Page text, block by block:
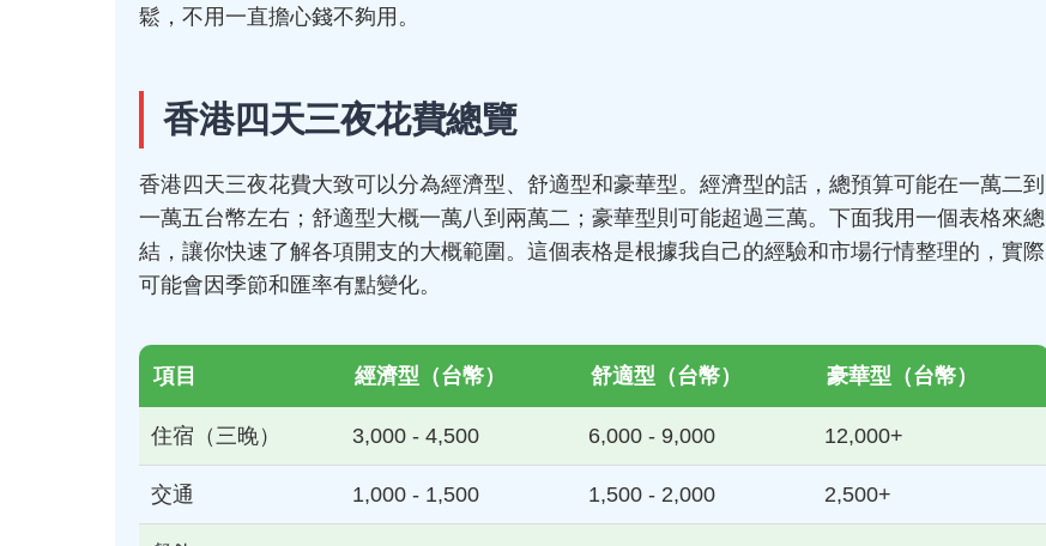
鬆，不用一直擔心錢不夠用。
香港四天三夜花費總覽
香港四天三夜花費大致可以分為經濟型、舒適型和豪華型。經濟型的話，總預算可能在一萬二到
一萬五台幣左右；舒適型大概一萬八到兩萬二；豪華型則可能超過三萬。下面我用一個表格來總
結，讓你快速了解各項開支的大概範圍。這個表格是根據我自己的經驗和市場行情整理的，實際
可能會因季節和匯率有點變化。
項目 經濟型（台幣） 舒適型（台幣） 豪華型（台幣）
住宿（三晚） 3,000 - 4,500 6,000 - 9,000 12,000+
交通 1,000 - 1,500 1,500 - 2,000 2,500+